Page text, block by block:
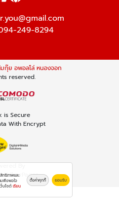
249-8294
มกุ๊ย อพอลโล่ หนองจอก
reserved.
is Secure
With Encrypt
By
YellowPages
ทธิภาพและ
พึงพอใจ
ว็บไซต์ เรียน
ตั้งค่าคุกกี้ ยอมรับ